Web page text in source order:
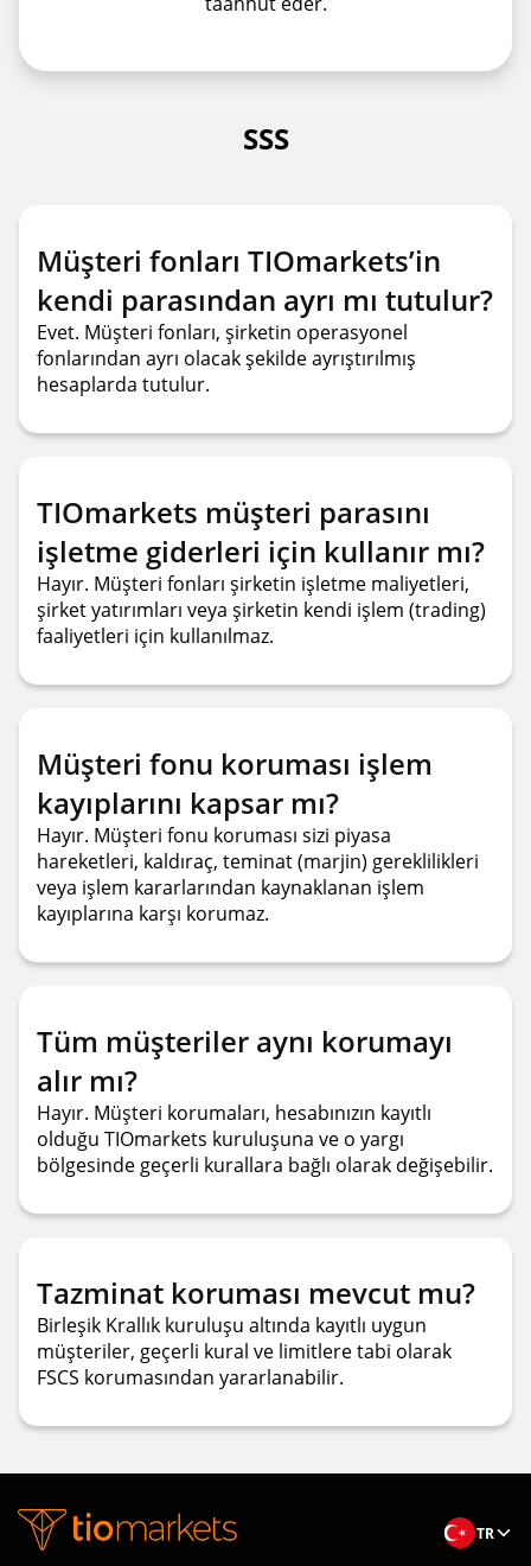
SSS
Müşteri fonları TIOmarkets’in
kendi parasından ayrı mı tutulur?
Evet. Müşteri fonları, şirketin operasyonel
fonlarından ayrı olacak şekilde ayrıştırılmış
hesaplarda tutulur.
TIOmarkets müşteri parasını
işletme giderleri için kullanır mı?
Hayır. Müşteri fonları şirketin işletme maliyetleri,
şirket yatırımları veya şirketin kendi işlem (trading)
faaliyetleri için kullanılmaz.
Müşteri fonu koruması işlem
kayıplarını kapsar mı?
Hayır. Müşteri fonu koruması sizi piyasa
hareketleri, kaldıraç, teminat (marjin) gereklilikleri
veya işlem kararlarından kaynaklanan işlem
kayıplarına karşı korumaz.
Tüm müşteriler aynı korumayı
alır mı?
Hayır. Müşteri korumaları, hesabınızın kayıtlı
olduğu TIOmarkets kuruluşuna ve o yargı
bölgesinde geçerli kurallara bağlı olarak değişebilir.
Tazminat koruması mevcut mu?
Birleşik Krallık kuruluşu altında kayıtlı uygun
müşteriler, geçerli kural ve limitlere tabi olarak
FSCS korumasından yararlanabilir.
TR